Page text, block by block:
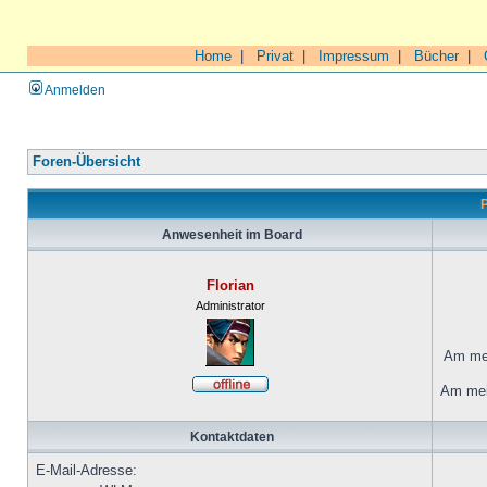
Home Privat Impressum Bücher|
Anmelden
Foren-Übersicht
Anwesenheit im Board
Florian
Administrator
Am
Am
Kontaktdaten
E-Mail-Adresse: